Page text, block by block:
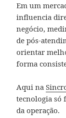
Em um
influencia
negócio,
de pós-
orientar
forma
Aqui na
tecnologia só
da operação.